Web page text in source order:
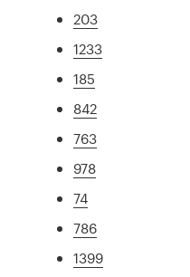
203
1233
185
842
763
978
74
786
1399